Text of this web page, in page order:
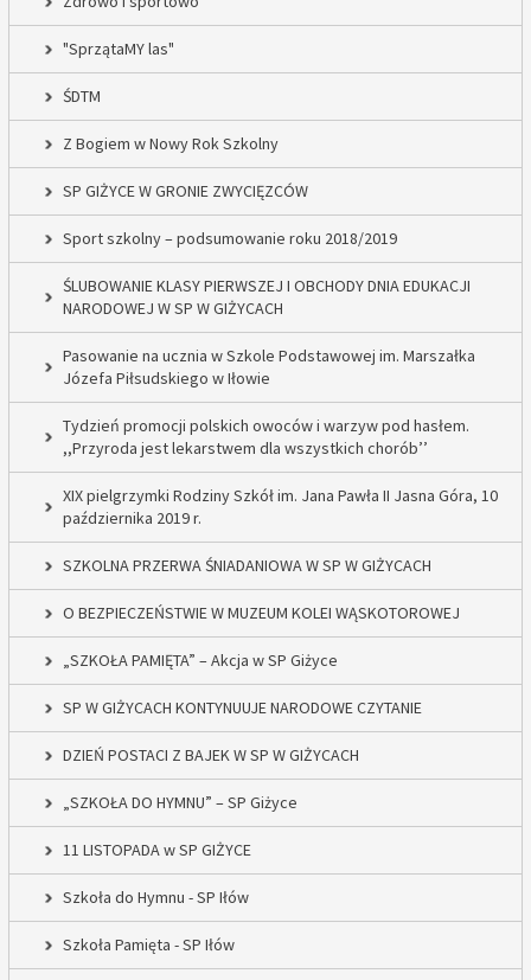
"SprzątaMY las"
ŚDTM
Z Bogiem w Nowy Rok Szkolny
SP GIŻYCE W GRONIE ZWYCIĘZCÓW
Sport szkolny – podsumowanie roku 2018/2019
ŚLUBOWANIE KLASY PIERWSZEJ I OBCHODY DNIA EDUKACJI
NARODOWEJ W SP W GIŻYCACH
Pasowanie na ucznia w Szkole Podstawowej im. Marszałka
Józefa Piłsudskiego w Iłowie
Tydzień promocji polskich owoców i warzyw pod hasłem.
,,Przyroda jest lekarstwem dla wszystkich chorób’’
XIX pielgrzymki Rodziny Szkół im. Jana Pawła II Jasna Góra, 10
października 2019 r.
SZKOLNA PRZERWA ŚNIADANIOWA W SP W GIŻYCACH
O BEZPIECZEŃSTWIE W MUZEUM KOLEI WĄSKOTOROWEJ
„SZKOŁA PAMIĘTA” – Akcja w SP Giżyce
SP W GIŻYCACH KONTYNUUJE NARODOWE CZYTANIE
DZIEŃ POSTACI Z BAJEK W SP W GIŻYCACH
„SZKOŁA DO HYMNU” – SP Giżyce
11 LISTOPADA w SP GIŻYCE
Szkoła do Hymnu - SP Iłów
Szkoła Pamięta - SP Iłów